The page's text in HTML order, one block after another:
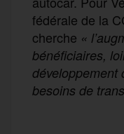
fédérale de la
cherche «
bénéficiaires,
développement
besoins de